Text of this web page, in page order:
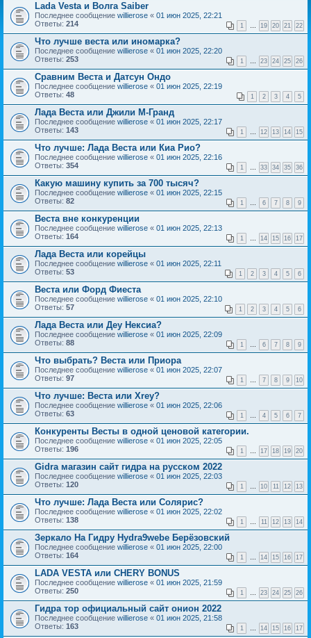
Lada Vesta и Волга Saiber
Последнее сообщение willierose « 01 июн 2025, 22:21
Ответы: 214 1 … 19 20 21 22
Что лучше веста или иномарка?
Последнее сообщение willierose « 01 июн 2025, 22:20
Ответы: 253 1 … 23 24 25 26
Сравним Веста и Датсун Ондо
Последнее сообщение willierose « 01 июн 2025, 22:19
Ответы: 48 1 2 3 4 5
Лада Веста или Джили М-Гранд
Последнее сообщение willierose « 01 июн 2025, 22:17
Ответы: 143 1 … 12 13 14 15
Что лучше: Лада Веста или Киа Рио?
Последнее сообщение willierose « 01 июн 2025, 22:16
Ответы: 354 1 … 33 34 35 36
Какую машину купить за 700 тысяч?
Последнее сообщение willierose « 01 июн 2025, 22:15
Ответы: 82 1 … 6 7 8 9
Веста вне конкуренции
Последнее сообщение willierose « 01 июн 2025, 22:13
Ответы: 164 1 … 14 15 16 17
Лада Веста или корейцы
Последнее сообщение willierose « 01 июн 2025, 22:11
Ответы: 53 1 2 3 4 5 6
Веста или Форд Фиеста
Последнее сообщение willierose « 01 июн 2025, 22:10
Ответы: 57 1 2 3 4 5 6
Лада Веста или Деу Нексиа?
Последнее сообщение willierose « 01 июн 2025, 22:09
Ответы: 88 1 … 6 7 8 9
Что выбрать? Веста или Приора
Последнее сообщение willierose « 01 июн 2025, 22:07
Ответы: 97 1 … 7 8 9 10
Что лучше: Веста или Xrey?
Последнее сообщение willierose « 01 июн 2025, 22:06
Ответы: 63 1 … 4 5 6 7
Конкуренты Весты в одной ценовой категории.
Последнее сообщение willierose « 01 июн 2025, 22:05
Ответы: 196 1 … 17 18 19 20
Gidra магазин сайт гидра на русском 2022
Последнее сообщение willierose « 01 июн 2025, 22:03
Ответы: 120 1 … 10 11 12 13
Что лучше: Лада Веста или Солярис?
Последнее сообщение willierose « 01 июн 2025, 22:02
Ответы: 138 1 … 11 12 13 14
Зеркало На Гидру Hydra9webe Берёзовский
Последнее сообщение willierose « 01 июн 2025, 22:00
Ответы: 164 1 … 14 15 16 17
LADA VESTA или CHERY BONUS
Последнее сообщение willierose « 01 июн 2025, 21:59
Ответы: 250 1 … 23 24 25 26
Гидра тор официальный сайт онион 2022
Последнее сообщение willierose « 01 июн 2025, 21:58
Ответы: 163 1 … 14 15 16 17